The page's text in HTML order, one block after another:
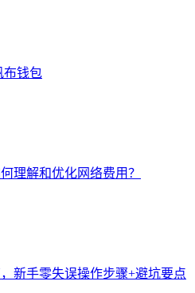
布钱包
理解和优化网络费用？
新手零失误操作步骤+避坑要点